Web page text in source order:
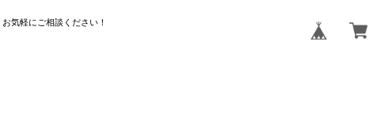
気軽にご相談ください！